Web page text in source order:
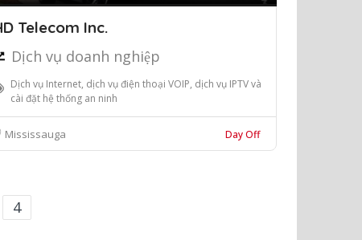
Telecom Inc.
Dịch vụ doanh nghiệp
Dịch vụ Internet, dịch vụ điện thoại VOIP, dịch vụ IPTV và
cài đặt hệ thống an ninh
Mississauga Day Off
4